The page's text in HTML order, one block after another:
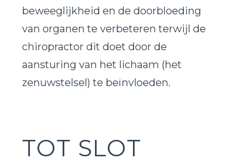
beweeglijkheid en de doorbloeding
van organen te verbeteren terwijl de
chiropractor dit doet door de
aansturing van het lichaam (het
zenuwstelsel) te beïnvloeden.
TOT SLOT